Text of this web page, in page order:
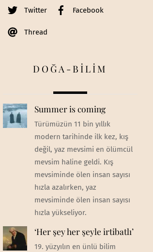
Twitter Facebook
Thread
DOĞA-BİLİM
Summer is coming
Türümüzün 11 bin yıllık
modern tarihinde ilk kez, kış
değil, yaz mevsimi en ölümcül
mevsim haline geldi. Kış
mevsiminde ölen insan sayısı
hızla azalırken, yaz
mevsiminde ölen insan sayısı
hızla yükseliyor.
‘Her şey her şeyle irtibatlı’
19. yüzyılın en ünlü bilim